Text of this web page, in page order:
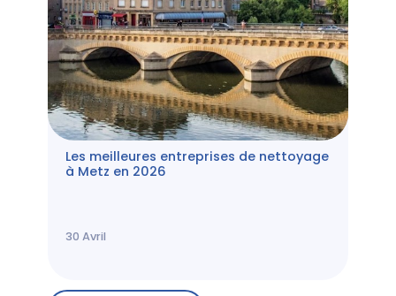
Les meilleures entreprises de nettoyage
à Metz en 2026
30 Avril